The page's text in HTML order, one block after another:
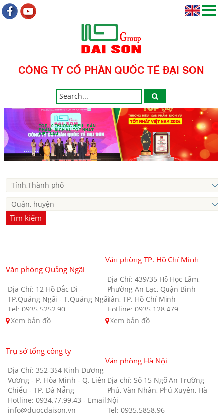
CÔNG TY CỔ PHẦN QUỐC TẾ ĐẠI SƠN
TOP 10 THƯƠNG HIỆU - SẢN
PHẨM - DỊCH VỤ TỐT NHẤT
VIỆT NAM
Tìm kiếm
Văn phòng Quảng Ngãi
Địa Chỉ: 12 Hồ Đắc Di -
TP.Quảng Ngãi - T.Quảng Ngãi
Tel: 0935.5252.90
Xem bản đồ
Văn phòng TP. Hồ Chí Minh
Địa Chỉ: 439/35 Hồ Học Lãm,
Phường An Lạc, Quận Bình
Tân, TP. Hồ Chí Minh
Hotline: 0935.128.479
Xem bản đồ
Trụ sở tổng công ty
Địa Chỉ: 352-354 Kinh Dương
Vương - P. Hòa Minh - Q. Liên
Chiểu - TP. Đà Nẵng
Hotline: 0934.77.99.43 - Email:
info@duocdaison.vn
Văn phòng Hà Nội
Địa chỉ: Số 15 Ngõ An Trường
Phú, Văn Nhân, Phú Xuyên, Hà
Nội
Tel: 0935.5858.96